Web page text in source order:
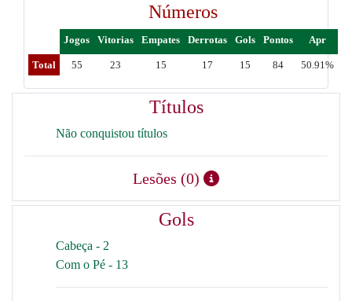
Números
Jogos Vitorias Empates Derrotas Gols Pontos Apr
Total 55 23 15 17 15 84 50.91%
Títulos
Não conquistou títulos
Lesões (0)
Gols
Cabeça - 2
Com o Pé - 13